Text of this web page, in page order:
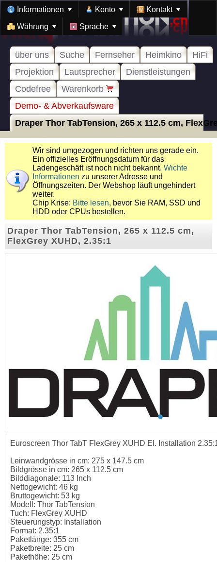
Informationen Konto Kontakt
Währung Sprache
über uns Suche Fernseher Heimkino
HiFi
Projektion
Lautsprecher
Dienstleistungen
Codefree
Warenkorb
Demo- & Abverkaufsware
Draper Thor TabTension, 265 x 112.5 cm,
Wir sind umgezogen und richten uns gerade ein.
Ein offizielles Eröffnungsdatum für das
Ladengeschäft ist noch nicht bekannt. Wichte
Informationen zu unserer Adresse und
Öffnungszeiten. Der Webshop läuft ungehindert
weiter.
Chip Krise: Bitte lesen, bevor Sie RAM, SSD und
HDD oder CPUs bestellen.
Draper Thor TabTension, 265 x 112.5 cm,
FlexGrey XUHD, 2.35:1
Euroscreen Thor TabT FlexGrey XUHD El. Installation
Leinwandgrösse in cm: 275 x 147.5 cm
Bildgrösse in cm: 265 x 112.5 cm
Bilddiagonale: 113 Inch
Nettogewicht: 46 kg
Bruttogewicht: 53 kg
Modell: Thor TabTension
Tuch: FlexGrey XUHD
Steuerungstyp: Installation
Format: 2.35:1
Paketlänge: 355 cm
Paketbreite: 25 cm
Pakethöhe: 25 cm